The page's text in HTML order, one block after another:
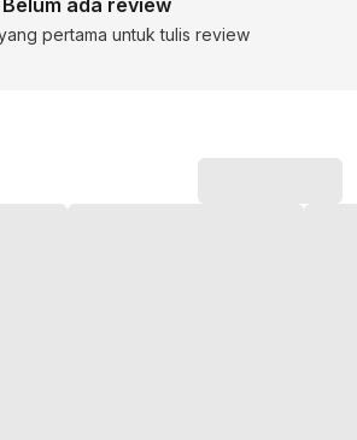
pertama untuk tulis review